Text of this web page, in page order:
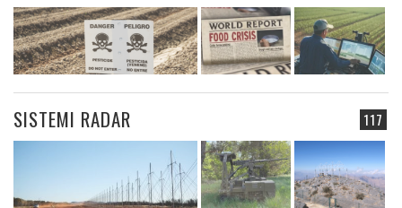
117
SISTEMI RADAR